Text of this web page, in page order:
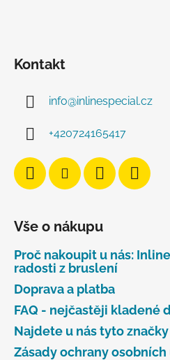
Kontakt
info@inlinespecial.cz
+420724165417
Vše o nákupu
Proč nakoupit u nás:
radosti z bruslení
Doprava a platba
FAQ - nejčastěji kladené
Najdete u nás tyto značky
Zásady ochrany